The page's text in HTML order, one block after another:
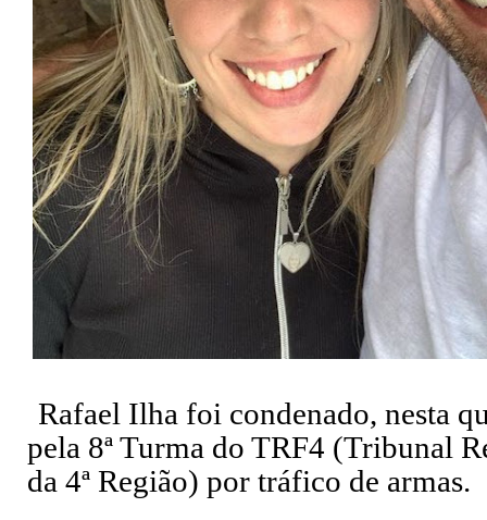
Rafael Ilha foi condenado, nesta
pela 8ª Turma do TRF4 (Tribunal
da 4ª Região) por tráfico de armas.